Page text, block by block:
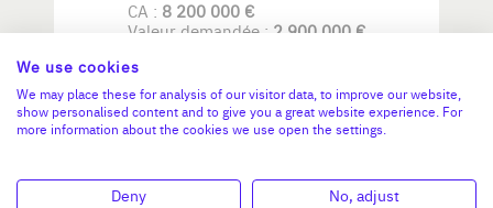
CA : 8 200 000 €
Valeur demandée : 2 900 000 €
We use cookies
We may place these for analysis of our visitor data, to improve our website,
show personalised content and to give you a great website experience. For
more information about the cookies we use open the settings.
Deny
No, adjust